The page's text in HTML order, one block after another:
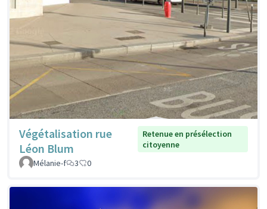
Végétalisation rue
Léon Blum
Retenue en présélection
citoyenne
Mélanie-f
3 0